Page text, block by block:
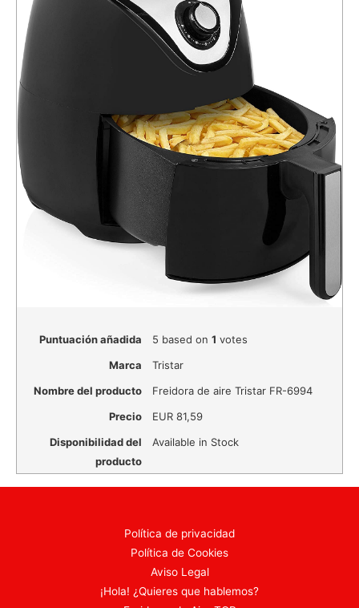
Puntuación añadida 5 based on 1 votes
Marca
Tristar
Nombre del producto
Freidora de aire Tristar FR-6994
Precio
EUR81,59
Disponibilidad del
producto
Available in Stock
Política de privacidad
Política de Cookies
Aviso Legal
¡Hola! ¿Quieres que hablemos?